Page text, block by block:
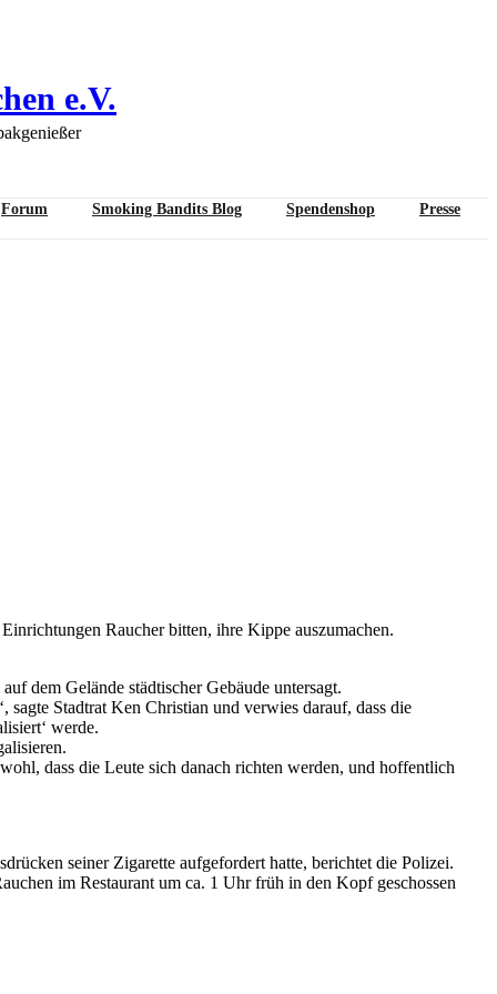
e.V.
Forum Smoking Bandits Blog Spendenshop
Presse
Raucher bitten, ihre Kippe auszumachen.
dem Gelände städtischer Gebäude untersagt.
Stadtrat Ken Christian und verwies darauf, dass die
werde.
dass die Leute sich danach richten werden, und hoffentlich
seiner Zigarette aufgefordert hatte, berichtet die Polizei.
im Restaurant um ca. 1 Uhr früh in den Kopf geschossen